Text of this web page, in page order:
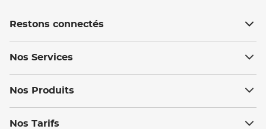
Restons connectés
Nos Services
Nos Produits
Nos Tarifs